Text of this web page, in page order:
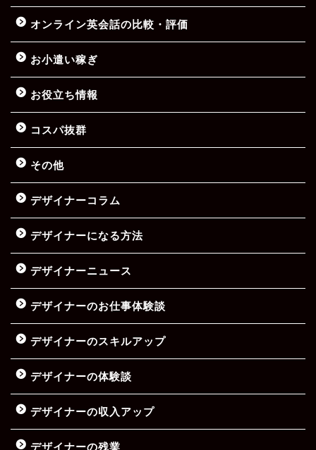
オンライン英会話の比較・評価
お小遣い稼ぎ
お役立ち情報
コスパ抜群
その他
デザイナーコラム
デザイナーになる方法
デザイナーニュース
デザイナーのお仕事体験談
デザイナーのスキルアップ
デザイナーの体験談
デザイナーの収入アップ
デザイナーの残業